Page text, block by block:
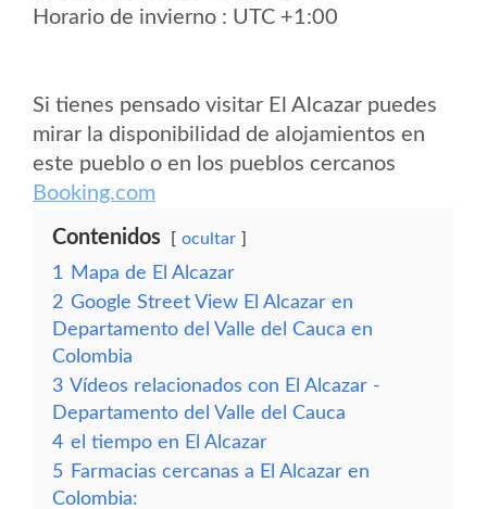
Horario de invierno : UTC +1:00
Si tienes pensado visitar El Alcazar puedes
mirar la disponibilidad de alojamientos en
este pueblo o en los pueblos cercanos
Booking.com
Contenidos ocultar
1
Mapa de El Alcazar
2 Google Street View El Alcazar en
Departamento del Valle del Cauca en
Colombia
3 Vídeos relacionados con El Alcazar -
Departamento del Valle del Cauca
4 el tiempo en El Alcazar
5 Farmacias cercanas a El Alcazar en
Colombia: